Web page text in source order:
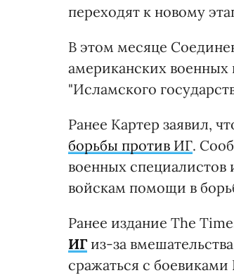
переходят к новому
В этом месяце
американских военных
"Исламского
Ранее Картер заявил,
борьбы против ИГ.
военных специалистов
войскам помощи в
Ранее издание The
ИГ из-за
сражаться с